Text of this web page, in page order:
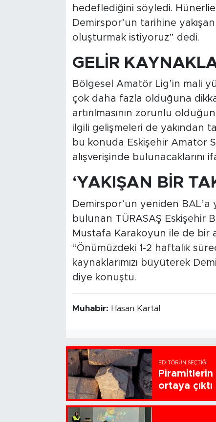
hedeflediğini söyledi.
Demirspor’un tarihine
oluşturmak istiyoruz” dedi.
GELİR
Bölgesel Amatör Lig’in mali
çok daha fazla olduğuna
artırılmasının zorunlu
ilgili gelişmeleri de yakından
bu konuda Eskişehir Amatör
alışverişinde bulunacaklarını
‘YAKIŞAN BİR
Demirspor’un yeniden
bulunan TÜRASAŞ Eskişehir
Mustafa Karakoyun ile de bir
“Önümüzdeki 1-2 haftalık
kaynaklarımızı büyüterek
diye konuştu.
Muhabir: Hasan Kartal
EDITÖRÜN SEÇTIĞI
Piramitlerin
ortaya çıktı